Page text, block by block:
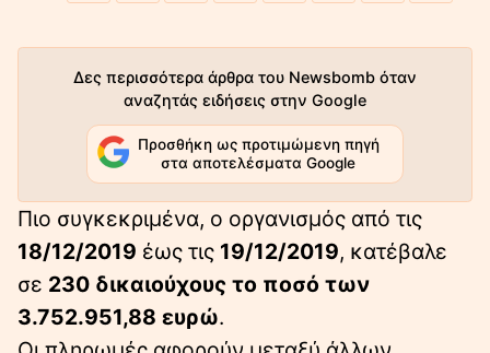
Δες περισσότερα άρθρα του Newsbomb όταν
αναζητάς ειδήσεις στην Google
Προσθήκη ως προτιμώμενη πηγή
στα αποτελέσματα Google
Πιο συγκεκριμένα, ο οργανισμός από τις
18/12/2019 έως τις 19/12/2019, κατέβαλε
σε 230 δικαιούχους το ποσό των
3.752.951,88 ευρώ.